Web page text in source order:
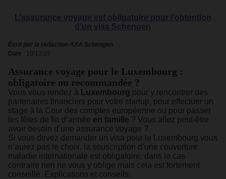
L’assurance voyage est obligatoire pour l’obtention
d’un visa Schengen
Écrit par la rédaction AXA Schengen
Date : 10/12/25
Assurance voyage pour le Luxembourg :
obligatoire ou recommandée ?
Vous vous rendez à Luxembourg pour y rencontrer des
partenaires financiers pour votre startup, pour effectuer un
stage à la Cour des comptes européenne ou pour passer
les fêtes de fin d’année en famille ? Vous allez peut-être
avoir besoin d’une assurance voyage ?
Si vous devez demander un visa pour le Luxembourg vous
n’aurez pas le choix, la souscription d’une couverture
maladie internationale est obligatoire, dans le cas
contraire rien ne vous y oblige mais cela est fortement
conseillé. Explications et conseils.